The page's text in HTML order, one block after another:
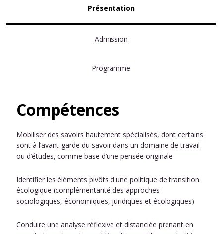
Présentation
Admission
Programme
Compétences
Mobiliser des savoirs hautement spécialisés, dont certains
sont à l’avant-garde du savoir dans un domaine de travail
ou d’études, comme base d’une pensée originale
Identifier les éléments pivôts d'une politique de transition
écologique (complémentarité des approches
sociologiques, économiques, juridiques et écologiques)
Conduire une analyse réflexive et distanciée prenant en